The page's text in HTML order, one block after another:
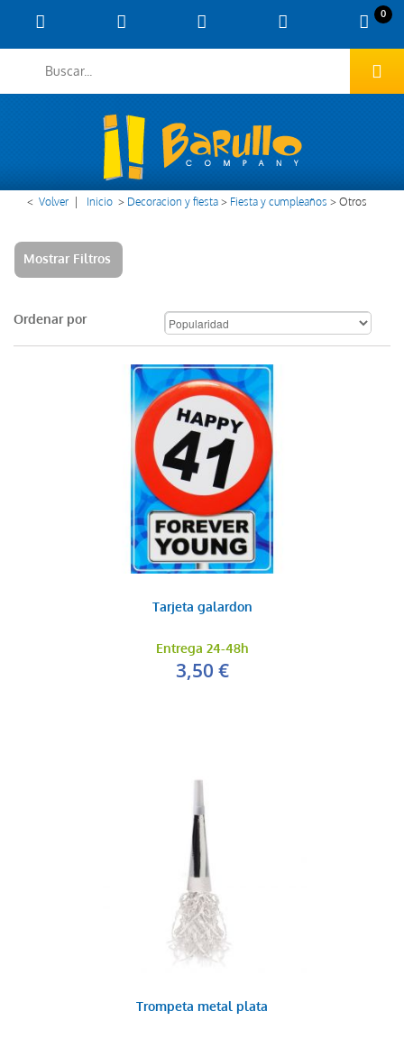
0
< Volver Inicio > Decoracion y fiesta> Fiesta y cumpleaños >Otros
Mostrar Filtros
Ordenar por
Tarjeta galardon
Entrega 24-48h
3,50 €
Trompeta metal plata